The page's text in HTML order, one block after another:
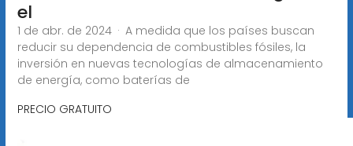
el
1 de abr. de 2024 · A medida que los países buscan
reducir su dependencia de combustibles fósiles, la
inversión en nuevas tecnologías de almacenamiento
de energía, como baterías de
PRECIO GRATUITO